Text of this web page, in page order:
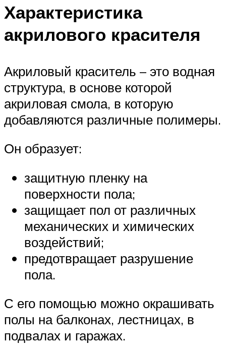
Характеристика
акрилового красителя
Акриловый краситель – это водная
структура, в основе которой
акриловая смола, в которую
добавляются различные полимеры.
Он образует:
защитную пленку на
поверхности пола;
защищает пол от различных
механических и химических
воздействий;
предотвращает разрушение
пола.
С его помощью можно окрашивать
полы на балконах, лестницах, в
подвалах и гаражах.